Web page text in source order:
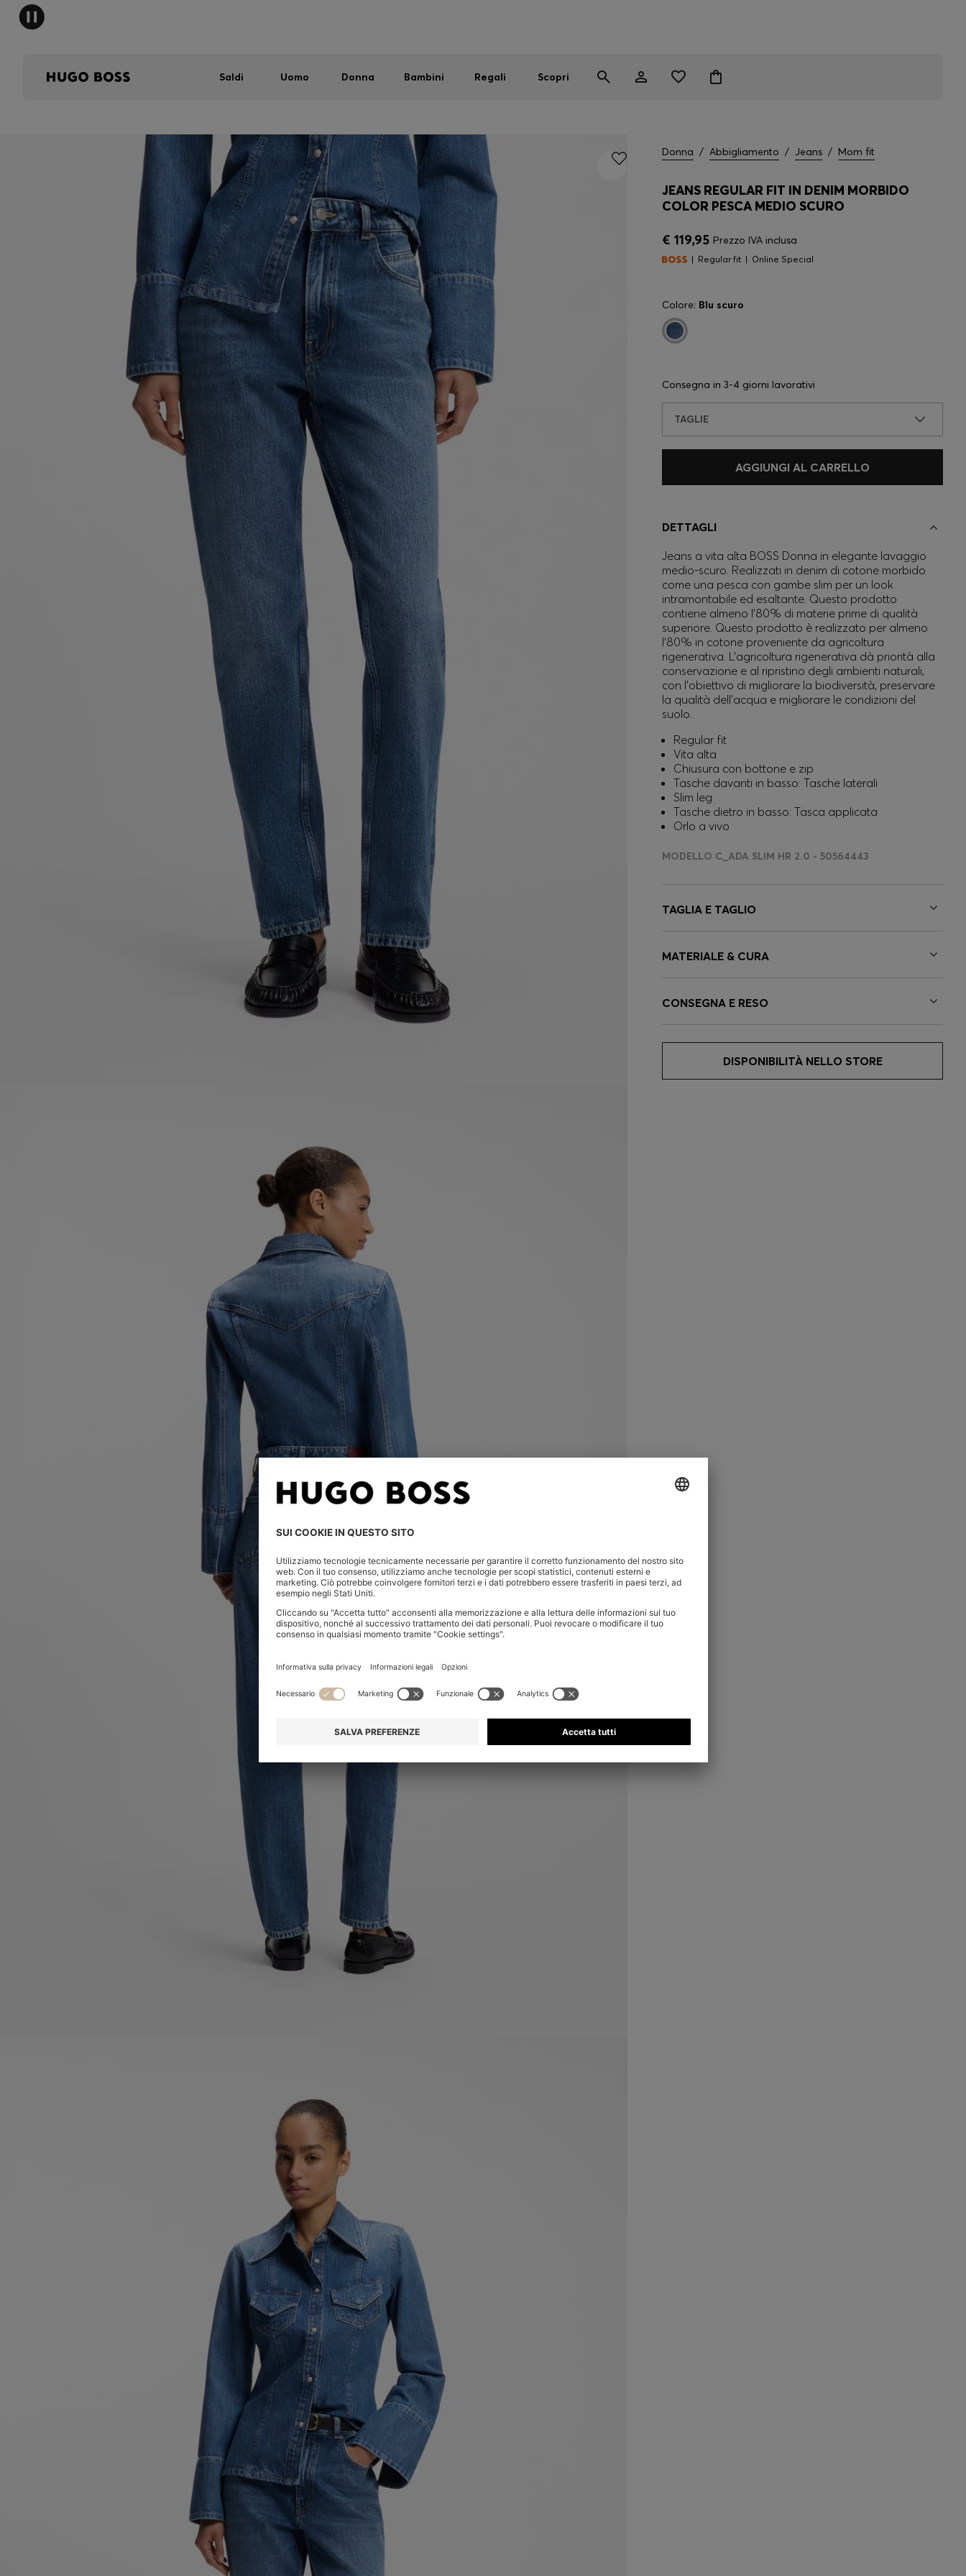
Saldi Uomo Donna Bambini Regali Scopri
Donna / Abbigliamento / Jeans / Mom fit
JEANS REGULAR FIT IN DENIM MORBIDO
COLOR PESCA MEDIO SCURO
€ 119,95 Prezzo IVA inclusa
Regular fit Online Special
Colore: Blu scuro
Consegna in 3-4 giorni lavorativi
TAGLIE
AGGIUNGI AL CARRELLO
DETTAGLI
Jeans a vita alta BOSS Donna in elegante lavaggio
medio-scuro. Realizzati in denim di cotone morbido
come una pesca con gambe slim per un look
intramontabile ed esaltante. Questo prodotto
contiene almeno l'80% di materie prime di qualità
superiore. Questo prodotto è realizzato per almeno
l'80% in cotone proveniente da agricoltura
rigenerativa. L'agricoltura rigenerativa dà priorità alla
conservazione e al ripristino degli ambienti naturali,
con l'obiettivo di migliorare la biodiversità, preservare
la qualità dell'acqua e migliorare le condizioni del
suolo.
Regular fit
Vita alta
Chiusura con bottone e zip
Tasche davanti in basso: Tasche laterali
Slim leg
Tasche dietro in basso: Tasca applicata
Orlo a vivo
MODELLO C_ADA SLIM HR 2.0 - 50564443
TAGLIA E TAGLIO
MATERIALE & CURA
CONSEGNA E RESO
DISPONIBILITÀ NELLO STORE